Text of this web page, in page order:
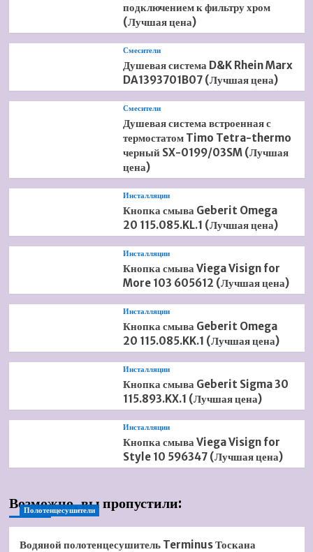
подключением к фильтру хром
(Лучшая цена)
Смесители
Душевая система D&K Rhein Marx
DA1393701B07 (Лучшая цена)
Смесители
Душевая система встроенная с
термостатом Timo Tetra-thermo
черный SX-0199/03SM (Лучшая
цена)
Инсталляции
Кнопка смыва Geberit Omega
20 115.085.KL.1 (Лучшая цена)
Инсталляции
Кнопка смыва Viega Visign for
More 103 605612 (Лучшая цена)
Инсталляции
Кнопка смыва Geberit Omega
20 115.085.KK.1 (Лучшая цена)
Инсталляции
Кнопка смыва Geberit Sigma 30
115.893.KX.1 (Лучшая цена)
Инсталляции
Кнопка смыва Viega Visign for
Style 10 596347 (Лучшая цена)
Возможно, вы пропустили:
Полотенцесушители
Водяной полотенцесушитель Terminus Тоскана